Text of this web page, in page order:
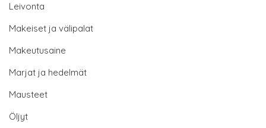
Leivonta
Makeiset ja välipalat
Makeutusaine
Marjat ja hedelmät
Mausteet
Öljyt